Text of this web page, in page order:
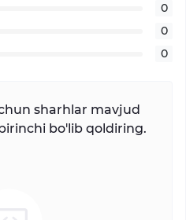
0
0
0
sharhlar mavjud
bo'lib qoldiring.